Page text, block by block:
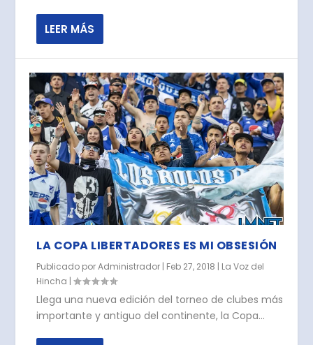
LEER MÁS
LA COPA LIBERTADORES ES MI OBSESIÓN
Publicado porAdministrador | Feb 27, 2018 | La Voz del
Hincha |
Llega una nueva edición del torneo de clubes más
importante y antiguo del continente, la Copa...